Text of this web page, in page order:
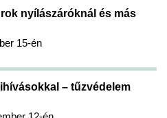
nyílászáróknál és más
15-én
– tűzvédelem